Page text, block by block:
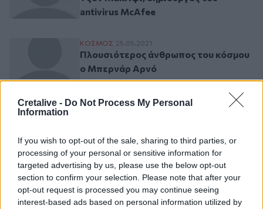
Cretalive - Do Not Process My Personal
Information
If you wish to opt-out of the sale, sharing to third parties, or
processing of your personal or sensitive information for
targeted advertising by us, please use the below opt-out
section to confirm your selection. Please note that after your
opt-out request is processed you may continue seeing
interest-based ads based on personal information utilized by
antivirus McAfee
Πλουσιότερος άνθρωπος του κόσμου ο
ΚΟΣΜΟΣ 25.05.2021
Πλουσιότερος άνθρωπος του κόσμου
ο Μπερνάρ Αρνό
Ροή ειδήσεων Δημοφιλή